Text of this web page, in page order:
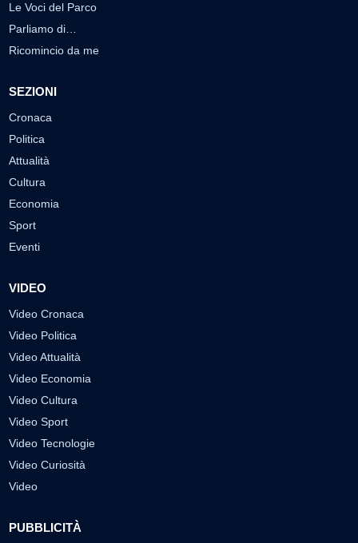
Le Voci del Parco
Parliamo di…
Ricomincio da me
SEZIONI
Cronaca
Politica
Attualità
Cultura
Economia
Sport
Eventi
VIDEO
Video Cronaca
Video Politica
Video Attualità
Video Economia
Video Cultura
Video Sport
Video Tecnologie
Video Curiosità
Video
PUBBLICITÀ